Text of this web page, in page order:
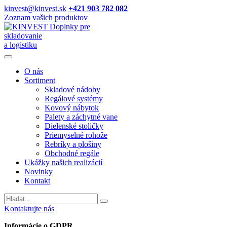
kinvest@kinvest.sk +421 903 782 082
Zoznam vašich produktov
Doplnky pre
skladovanie
a logistiku
O nás
Sortiment
Skladové nádoby
Regálové systémy
Kovový nábytok
Palety a záchytné vane
Dielenské stoličky
Priemyselné rohože
Rebríky a plošiny
Obchodné regále
Ukážky našich realizácií
Novinky
Kontakt
Vyhladavanie
Kontaktujte nás